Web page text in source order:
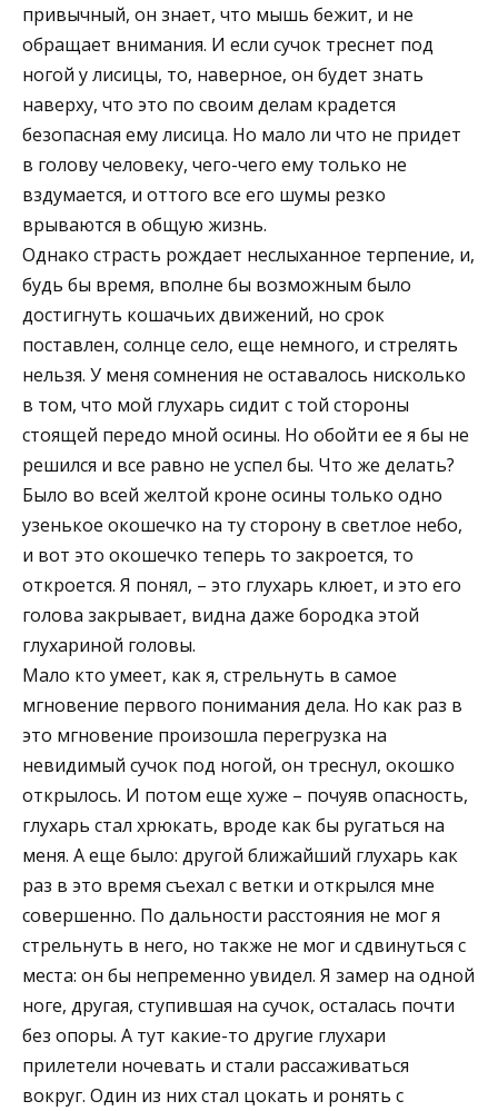
привычный, он знает, что мышь бежит, и не
обращает внимания. И если сучок треснет под
ногой у лисицы, то, наверное, он будет знать
наверху, что это по своим делам крадется
безопасная ему лисица. Но мало ли что не придет
в голову человеку, чего-чего ему только не
вздумается, и оттого все его шумы резко
врываются в общую жизнь.
Однако страсть рождает неслыханное терпение, и,
будь бы время, вполне бы возможным было
достигнуть кошачьих движений, но срок
поставлен, солнце село, еще немного, и стрелять
нельзя. У меня сомнения не оставалось нисколько
в том, что мой глухарь сидит с той стороны
стоящей передо мной осины. Но обойти ее я бы не
решился и все равно не успел бы. Что же делать?
Было во всей желтой кроне осины только одно
узенькое окошечко на ту сторону в светлое небо,
и вот это окошечко теперь то закроется, то
откроется. Я понял, – это глухарь клюет, и это его
голова закрывает, видна даже бородка этой
глухариной головы.
Мало кто умеет, как я, стрельнуть в самое
мгновение первого понимания дела. Но как раз в
это мгновение произошла перегрузка на
невидимый сучок под ногой, он треснул, окошко
открылось. И потом еще хуже – почуяв опасность,
глухарь стал хрюкать, вроде как бы ругаться на
меня. А еще было: другой ближайший глухарь как
раз в это время съехал с ветки и открылся мне
совершенно. По дальности расстояния не мог я
стрельнуть в него, но также не мог и сдвинуться с
места: он бы непременно увидел. Я замер на одной
ноге, другая, ступившая на сучок, осталась почти
без опоры. А тут какие-то другие глухари
прилетели ночевать и стали рассаживаться
вокруг. Один из них стал цокать и ронять с